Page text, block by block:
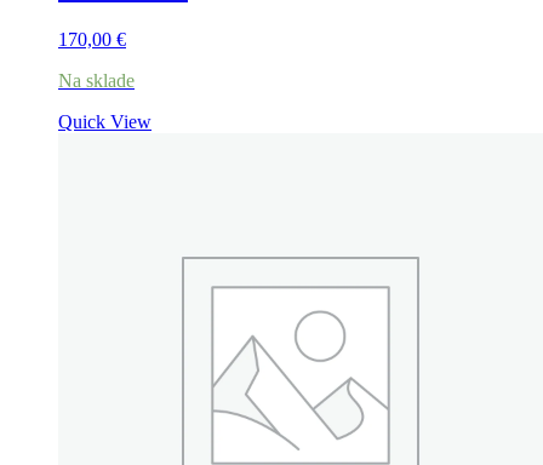
170,00 €
Na sklade
Quick View